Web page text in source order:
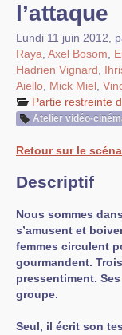
l’attaque
Lundi 11 juin 2012
Raya Axel Bosom
Hadrien Vignard
Aiello Mick Miel
Partie restreinte
Atelier vidéo-
Retour sur le
Descriptif
Nous sommes
s’amusent et
femmes circulent
gourmandent.
pressentiment.
groupe.
Seul, il écrit son